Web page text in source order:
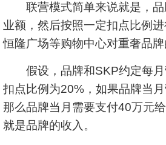
联营模式简单来说就是，品
业额，然后按照一定扣点比例
恒隆广场等购物中心对重奢品牌
假设，品牌和SKP约定每月
扣点比例为20%，如果品牌当
那么品牌当月需要支付40万元
就是品牌的收入。